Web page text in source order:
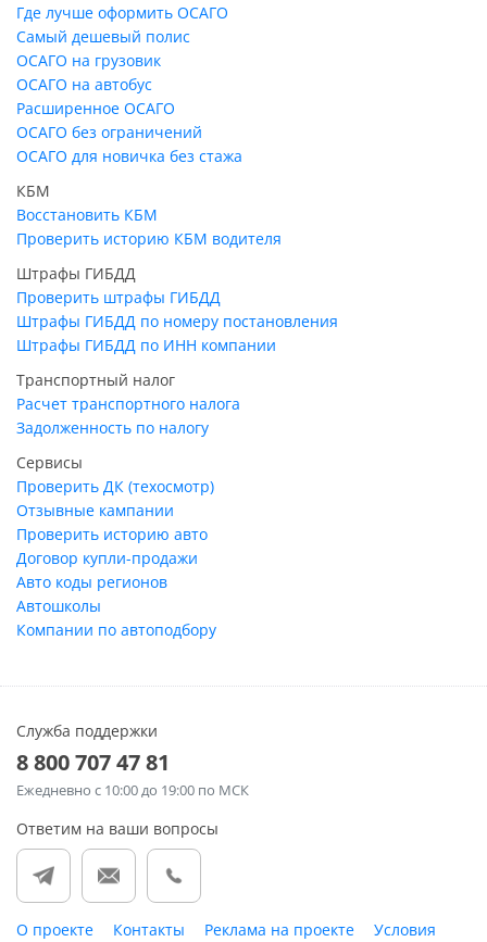
Где лучше оформить ОСАГО
Самый дешевый полис
ОСАГО на грузовик
ОСАГО на автобус
Расширенное ОСАГО
ОСАГО без ограничений
ОСАГО для новичка без стажа
КБМ
Восстановить КБМ
Проверить историю КБМ водителя
Штрафы ГИБДД
Проверить штрафы ГИБДД
Штрафы ГИБДД по номеру постановления
Штрафы ГИБДД по ИНН компании
Транспортный налог
Расчет транспортного налога
Задолженность по налогу
Сервисы
Проверить ДК (техосмотр)
Отзывные кампании
Проверить историю авто
Договор купли-продажи
Авто коды регионов
Автошколы
Компании по автоподбору
Служба поддержки
8 800 707 47 81
Ежедневно с 10:00 до 19:00 по МСК
Ответим на ваши вопросы
О проекте Контакты Реклама на проекте
Условия